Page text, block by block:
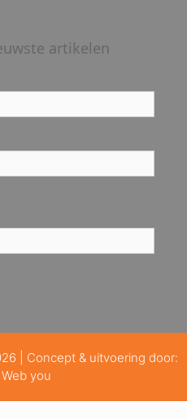
artikelen
| Concept & uitvoering door:
you